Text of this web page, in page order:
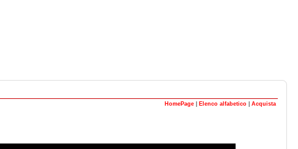
HomePage Elenco alfabetico Acquista